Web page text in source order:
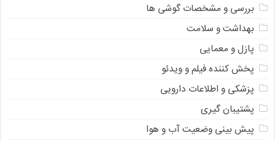
بررسی و مشخصات گوشی ها
بهداشت و سلامت
پازل و معمایی
پخش کننده فیلم و ویدئو
پزشکی و اطلاعات دارویی
پشتیبان گیری
پیش بینی وضعیت آب و هوا